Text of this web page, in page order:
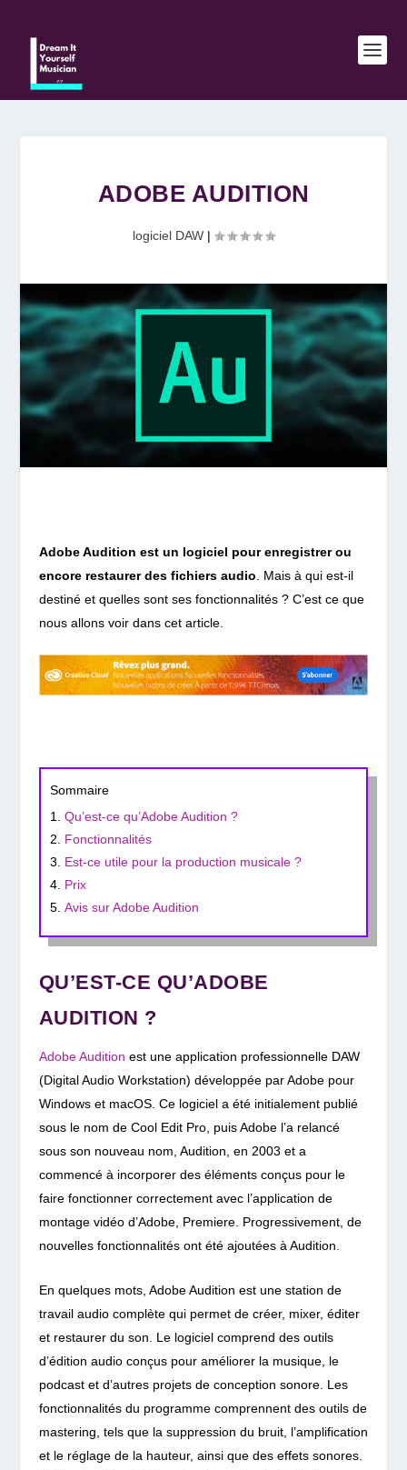
ADOBE AUDITION
logiciel DAW |
Adobe Audition est un logiciel pour enregistrer ou
encore restaurer des fichiers audio . Mais à qui est-il
destiné et quelles sont ses fonctionnalités ? C’est ce que
nous allons voir dans cet article.
Sommaire
Qu’est-ce qu’Adobe Audition ?
Fonctionnalités
Est-ce utile pour la production musicale ?
Prix
Avis sur Adobe Audition
QU’EST-CE QU’ADOBE
AUDITION ?
Adobe Audition est une application professionnelle DAW
(Digital Audio Workstation) développée par Adobe pour
Windows et macOS. Ce logiciel a été initialement publié
sous le nom de Cool Edit Pro, puisAdobe l’a relancé
sous son nouveau nom, Audition, en 2003 et a
commencé à incorporer des éléments conçus pour le
faire fonctionner correctement avec l’application de
montage vidéo d’Adobe, Premiere. Progressivement, de
nouvelles fonctionnalités ont été ajoutées à Audition.
En quelques mots, Adobe Audition est une station de
travail audio complète qui permet de créer, mixer, éditer
et restaurer du son. Le logiciel comprend des outils
d’édition audio conçus pour améliorer la musique, le
podcast et d’autres projets de conception sonore. Les
fonctionnalités du programme comprennent des outils de
mastering, tels que la suppression du bruit, l’amplification
et le réglage de la hauteur, ainsi que des effets sonores.